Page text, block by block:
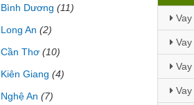
Bình Dương (11)
Long An (2)
Cần Thơ (10)
Kiên Giang (4)
Nghệ An (7)
Vay
Vay
Vay
Vay